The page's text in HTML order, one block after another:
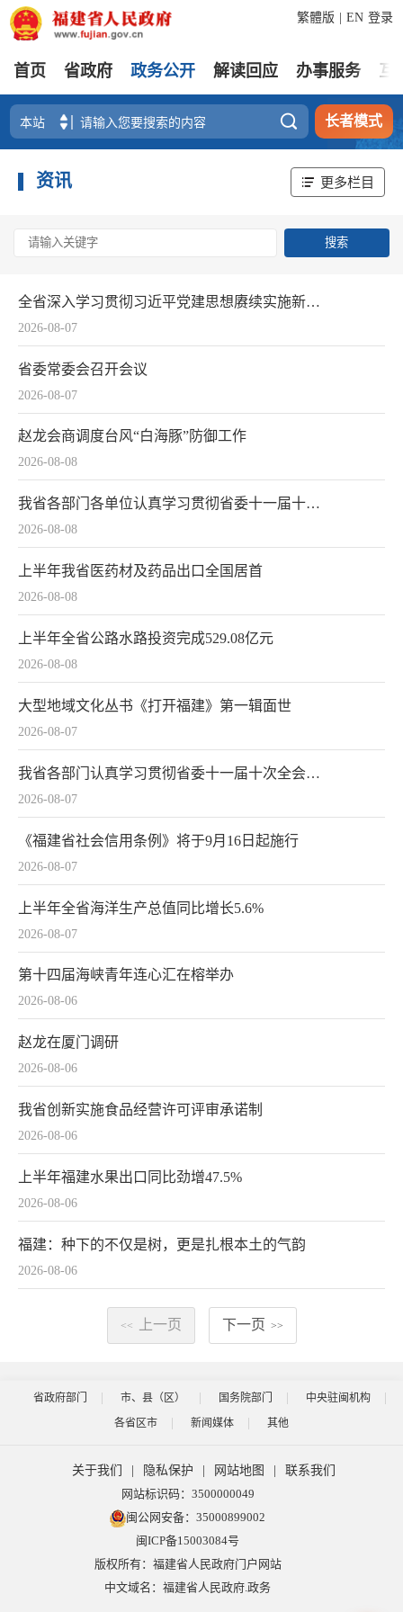
登录
繁體版 EN
首页 省政府 政务公开 解读回应 办事服务 互
 长者模式
资讯 更多栏目
2026-08-07
全省深入学习贯彻习近平党建思想赓续实施新时代“堡垒工程”推进会召开
2026-08-07
省委常委会召开会议
2026-08-08
赵龙会商调度台风“白海豚”防御工作
2026-08-08
我省各部门各单位认真学习贯彻省委十一届十次全会精神
2026-08-08
上半年我省医药材及药品出口全国居首
2026-08-08
上半年全省公路水路投资完成529.08亿元
2026-08-07
大型地域文化丛书《打开福建》第一辑面世
2026-08-07
我省各部门认真学习贯彻省委十一届十次全会精神
2026-08-07
《福建省社会信用条例》将于9月16日起施行
2026-08-07
上半年全省海洋生产总值同比增长5.6%
2026-08-06
第十四届海峡青年连心汇在榕举办
2026-08-06
赵龙在厦门调研
2026-08-06
我省创新实施食品经营许可评审承诺制
2026-08-06
上半年福建水果出口同比劲增47.5%
2026-08-06
福建：种下的不仅是树，更是扎根本土的气韵
<< 上一页 下一页 >>
省政府部门 市、县（区） 国务院部门
中央驻闽机构
各省区市
新闻媒体 其他
关于我们 隐私保护 网站地图
联系我们
网站标识码：3500000049
闽公网安备：35000899002
闽ICP备15003084号
版权所有：福建省人民政府门户网站
中文域名：福建省人民政府.政务